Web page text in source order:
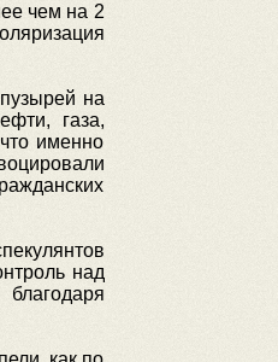
чем на 2
на
газа,
именно
над